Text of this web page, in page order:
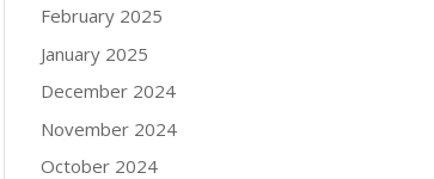
February 2025
January 2025
December 2024
November 2024
October 2024